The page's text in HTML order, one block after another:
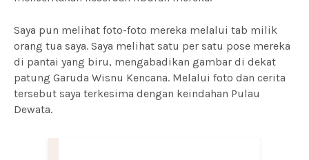
Saya pun melihat foto-foto mereka melalui tab milik
orang tua saya. Saya melihat satu per satu pose mereka
di pantai yang biru, mengabadikan gambar di dekat
patung Garuda Wisnu Kencana. Melalui foto dan cerita
tersebut saya terkesima dengan keindahan Pulau
Dewata.